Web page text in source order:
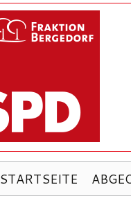
STARTSEITE